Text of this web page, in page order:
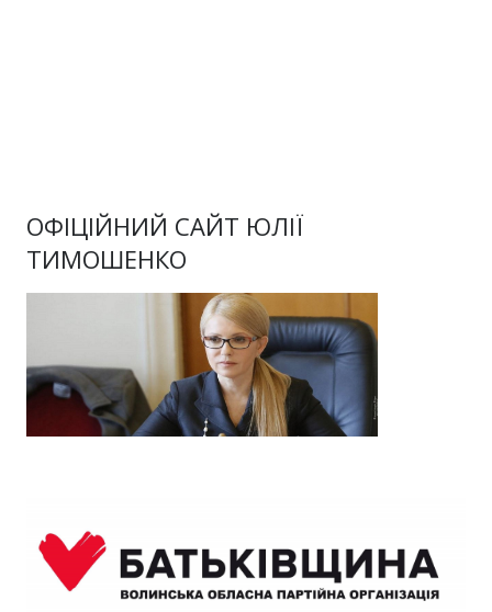
ОФІЦІЙНИЙ САЙТ ЮЛІЇ
ТИМОШЕНКО